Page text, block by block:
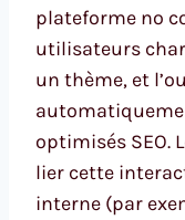
plateforme no
utilisateurs
un thème, et
optimisés SEO.
lier cette
interne (par